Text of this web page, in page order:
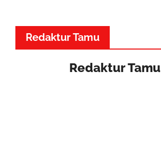
Redaktur Tamu
Redaktur Tamu